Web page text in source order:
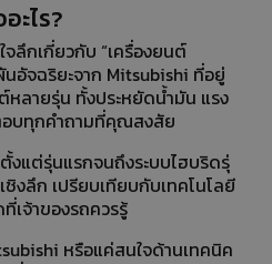
ะไร?
ลึกเกี่ยวกับ “เครื่องยนต์
นอัจฉริยะจาก Mitsubishi ที่อยู่
หลายรุ่น ทั้งประหยัดน้ำมัน แรง
อบทุกคำถามที่คุณสงสัย
งแต่รุ่นแรกจนถึงระบบไฮบริดรุ่
งลึก เปรียบเทียบกับเทคโนโลยี
เจ้าของรถควรรู้
หรือแค่สนใจด้านเทคนิค